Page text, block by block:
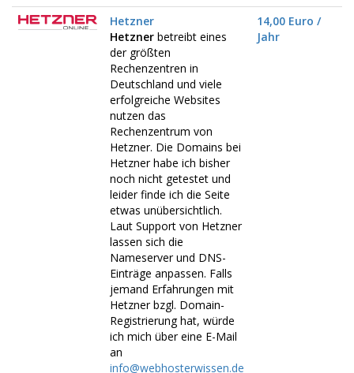
Hetzner
Hetzner betreibt eines
der größten
Rechenzentren in
Deutschland und viele
erfolgreiche Websites
nutzen das
Rechenzentrum von
Hetzner. Die Domains bei
Hetzner habe ich bisher
noch nicht getestet und
leider finde ich die Seite
etwas unübersichtlich.
Laut Support von Hetzner
lassen sich die
Nameserver und DNS-
Einträge anpassen. Falls
jemand Erfahrungen mit
Hetzner bzgl. Domain-
Registrierung hat, würde
ich mich über eine E-Mail
an
info@webhosterwissen.de
14,00 Euro /
Jahr